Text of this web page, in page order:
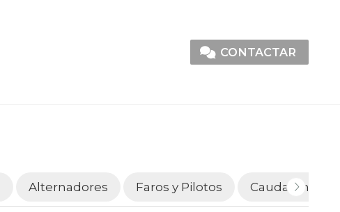
CONTACTAR
Alternadores Faros y Pilotos Caudalímetros